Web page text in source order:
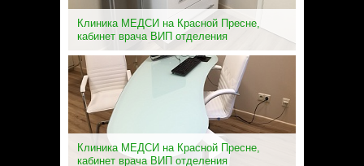
Клиника МЕДСИ на Красной Пресне,
кабинет врача ВИП отделения
Клиника МЕДСИ на Красной Пресне,
кабинет врача ВИП отделения